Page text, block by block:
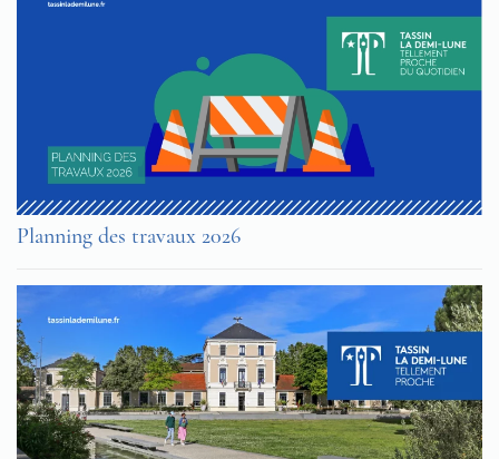
Planning des travaux 2026